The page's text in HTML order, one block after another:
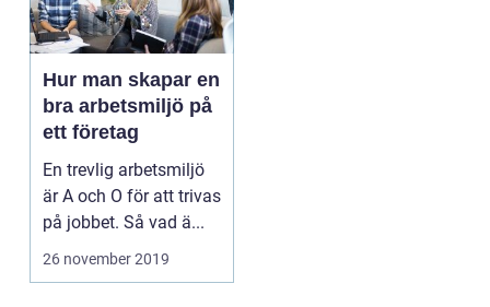
Hur man skapar en
bra arbetsmiljö på
ett företag
En trevlig arbetsmiljö
är A och O för att trivas
på jobbet. Så vad ä...
26 november 2019